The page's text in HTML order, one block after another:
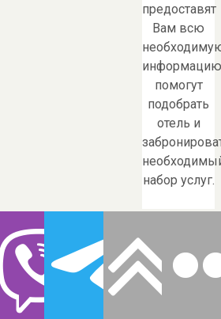
предоставят
Вам всю
помогут
подобрать
отель и
набор услуг.
господа
поклонники